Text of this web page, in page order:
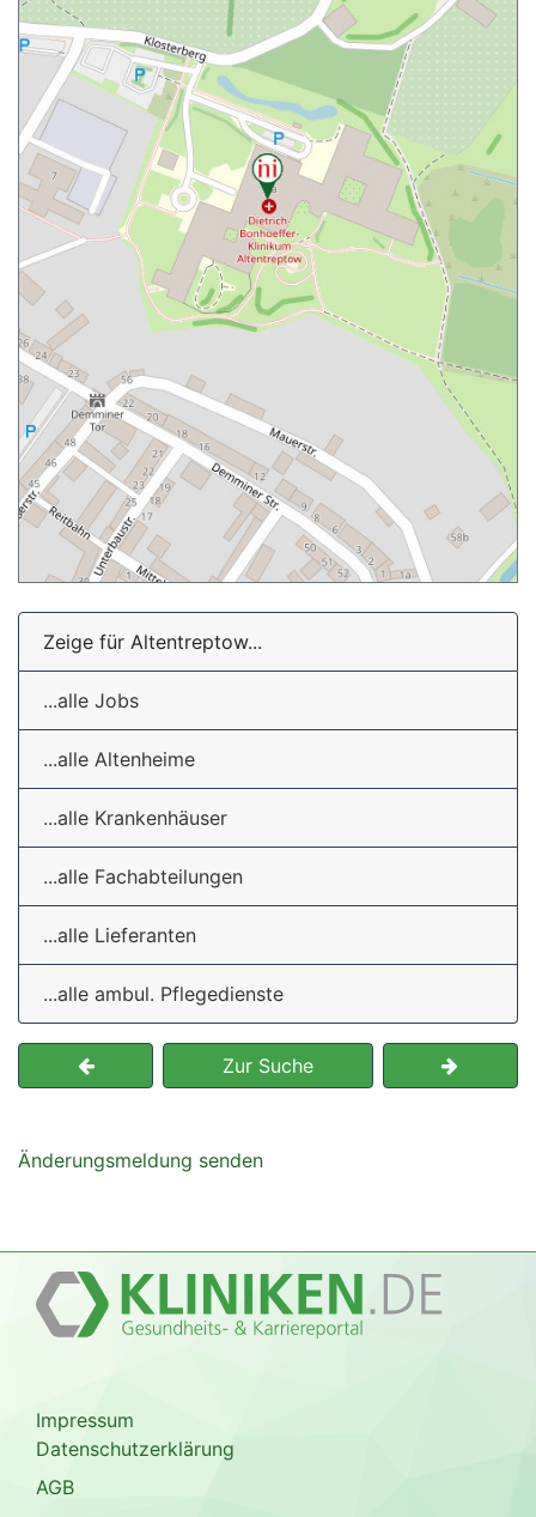
Zeige für Altentreptow...
...alle Jobs
...alle Altenheime
...alle Krankenhäuser
...alle Fachabteilungen
...alle Lieferanten
...alle ambul. Pflegedienste
Zur Suche
Änderungsmeldung senden
Impressum
Datenschutzerklärung
AGB